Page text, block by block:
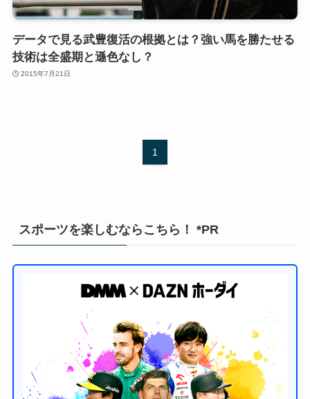
データで見る武豊復活の根拠とは？強い馬を勝たせる
技術は全盛期と遜色なし？
2015年7月21日
1
スポーツを楽しむならこちら！ *PR